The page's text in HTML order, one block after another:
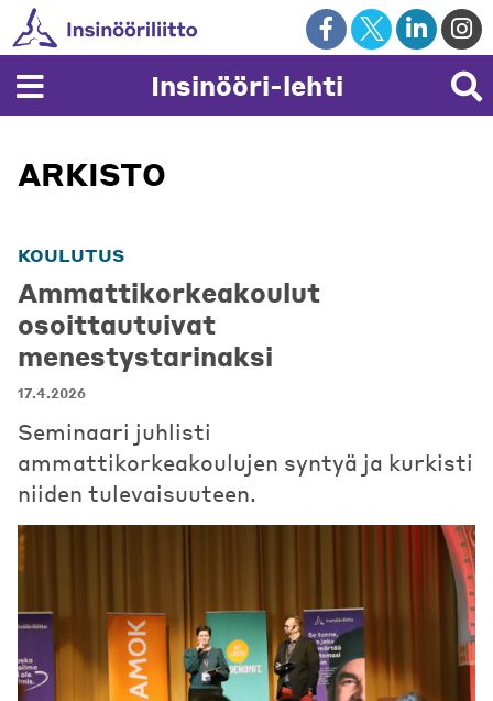
Skip
to
content
Insinööri-lehti
ARKISTO
KOULUTUS
Ammattikorkeakoulut
osoittautuivat
menestystarinaksi
17.4.2026
Seminaari juhlisti
ammattikorkeakoulujen syntyä ja kurkisti
niiden tulevaisuuteen.